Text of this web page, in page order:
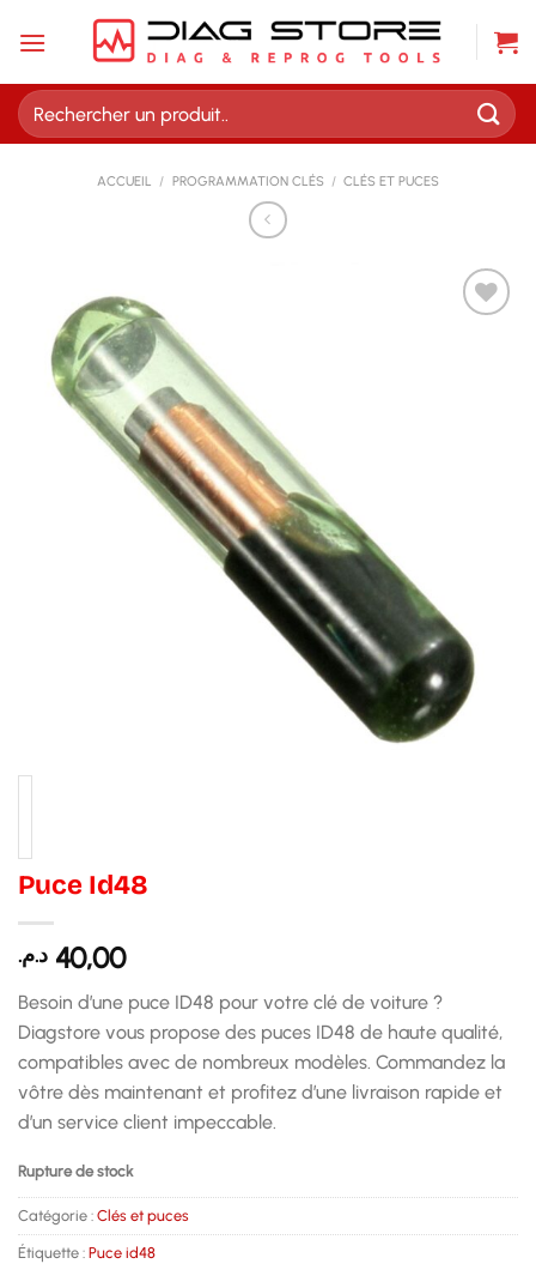
Recherche
pour :
ACCUEIL / PROGRAMMATION CLÉS / CLÉS ET PUCES
Puce Id48
40,00 د.م.
Besoin d’une puce ID48 pour votre clé de voiture ?
Diagstore vous propose des puces ID48 de haute qualité,
compatibles avec de nombreux modèles. Commandez la
vôtre dès maintenant et profitez d’une livraison rapide et
d’un service client impeccable.
Rupture de stock
Catégorie : Clés et puces
Étiquette : Puce id48